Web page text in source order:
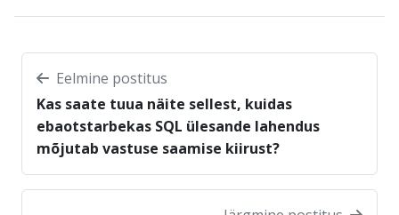
Eelmine postitus
Kas saate tuua näite sellest, kuidas
ebaotstarbekas SQL ülesande lahendus
mõjutab vastuse saamise kiirust?